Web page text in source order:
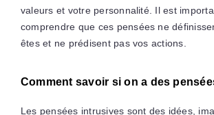
valeurs et votre personnalité. Il est
comprendre que ces pensées ne
êtes et ne prédisent pas vos actions.
Comment savoir si on a des
Les pensées intrusives sont des idées,